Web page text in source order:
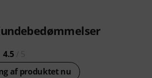
4.5
af produktet nu